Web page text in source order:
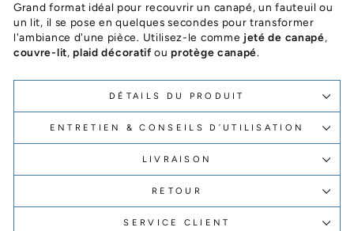
Grand format idéal pour recouvrir un canapé, un fauteuil ou
un lit, il se pose en quelques secondes pour transformer
l'ambiance d'une pièce. Utilisez-le comme jeté de canapé,
couvre-lit, plaid décoratif ou protège canapé.
DÉTAILS DU PRODUIT
ENTRETIEN & CONSEILS D’UTILISATION
LIVRAISON
RETOUR
SERVICE CLIENT